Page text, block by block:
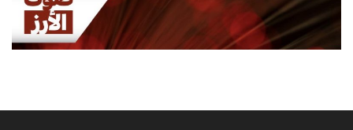
من المنازل
اخبار محلية أغسطس 8, 2026